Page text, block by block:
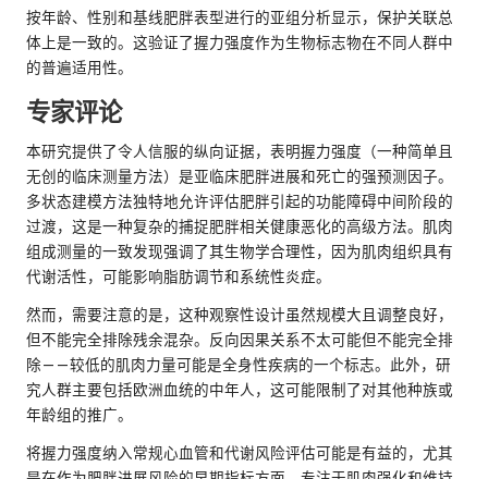
按年龄、性别和基线肥胖表型进行的亚组分析显示，保护关联总
体上是一致的。这验证了握力强度作为生物标志物在不同人群中
的普遍适用性。
专家评论
本研究提供了令人信服的纵向证据，表明握力强度（一种简单且
无创的临床测量方法）是亚临床肥胖进展和死亡的强预测因子。
多状态建模方法独特地允许评估肥胖引起的功能障碍中间阶段的
过渡，这是一种复杂的捕捉肥胖相关健康恶化的高级方法。肌肉
组成测量的一致发现强调了其生物学合理性，因为肌肉组织具有
代谢活性，可能影响脂肪调节和系统性炎症。
然而，需要注意的是，这种观察性设计虽然规模大且调整良好，
但不能完全排除残余混杂。反向因果关系不太可能但不能完全排
除——较低的肌肉力量可能是全身性疾病的一个标志。此外，研
究人群主要包括欧洲血统的中年人，这可能限制了对其他种族或
年龄组的推广。
将握力强度纳入常规心血管和代谢风险评估可能是有益的，尤其